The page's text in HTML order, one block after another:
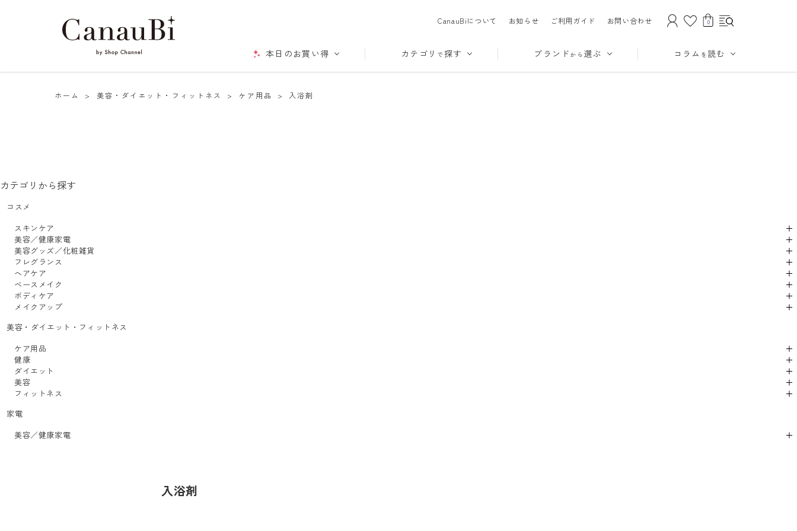
CanauBiについて お知らせ ご利用ガイド お問い合わせ 0
本日のお買い得 カテゴリ で探す ブランド から 選ぶ コラム を読む
ホーム > 美容・ダイエット・フィットネス > ケア用品 > 入浴剤
カテゴリから探す
コスメ
スキンケア
美容／健康家電
美容グッズ／化粧雑貨
フレグランス
ヘアケア
ベースメイク
ボディケア
メイクアップ
美容・ダイエット・フィットネス
ケア用品
健康
ダイエット
美容
フィットネス
家電
美容／健康家電
入浴剤